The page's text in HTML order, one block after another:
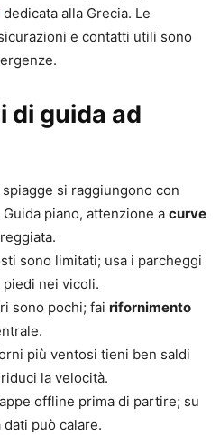
dedicata alla Grecia. Le
e contatti utili sono
di guida ad
si raggiungono con
piano, attenzione a curve
sono limitati; usa i parcheggi
nei vicoli.
sono pochi; fai rifornimento
più ventosi tieni ben saldi
la velocità.
offline prima di partire; su
può calare.